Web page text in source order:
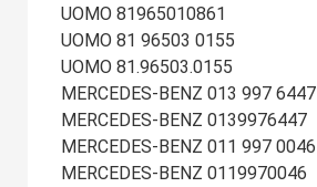
UOMO 81965010861
UOMO 81 96503 0155
UOMO 81.96503.0155
MERCEDES-BENZ 013 997 6447
MERCEDES-BENZ 0139976447
MERCEDES-BENZ 011 997 0046
MERCEDES-BENZ 0119970046